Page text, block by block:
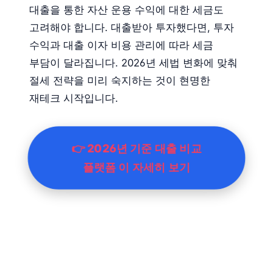
대출을 통한 자산 운용 수익에 대한 세금도
고려해야 합니다. 대출받아 투자했다면, 투자
수익과 대출 이자 비용 관리에 따라 세금
부담이 달라집니다. 2026년 세법 변화에 맞춰
절세 전략을 미리 숙지하는 것이 현명한
재테크 시작입니다.
👉 2026년 기준 대출 비교
플랫폼 이 자세히 보기